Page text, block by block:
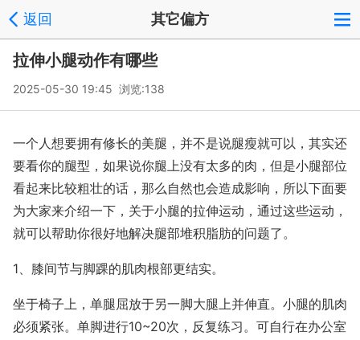
返回 其它偏方
拉伸小腿动作有哪些
2025-05-30 19:45 浏览:138
一个人想要拥有修长的美腿，并不是说腿瘦就可以，其实还
要看你的腿型，如果说你腿上没有太多的肉，但是小腿部位
看起来比较粗壮的话，那么自然也会造成影响，所以下面要
为大家来介绍一下，关于小腿的拉伸运动，通过这些运动，
就可以帮助你很好地解决腿部堆积脂肪的问题了。
1、膝间节与脚踝的肌肉根部更结实。
坐于椅子上，单腿屈放于另一脚大腿上并伸直。小腿的肌肉
必须紧张。单脚进行10~20次，反复练习。可自行在办公室